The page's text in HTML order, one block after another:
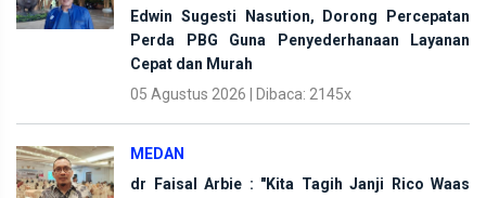
Edwin Sugesti Nasution, Dorong Percepatan
Perda PBG Guna Penyederhanaan Layanan
Cepat dan Murah
05 Agustus 2026 | Dibaca: 2145x
MEDAN
dr Faisal Arbie : "Kita Tagih Janji Rico Waas